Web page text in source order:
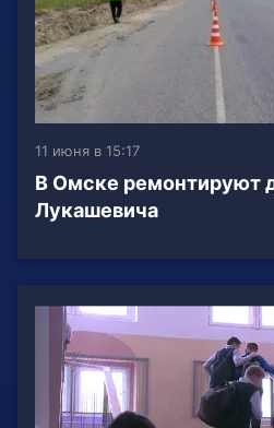
11 июня в 15:17
В Омске ремонтируют
Лукашевича